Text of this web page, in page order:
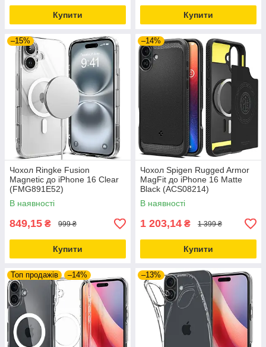
Купити Купити
–15%
Чохол Ringke Fusion
Magnetic до iPhone 16 Clear
(FMG891E52)
В наявності
849,15 ₴ 999 ₴
Купити
–14%
Чохол Spigen Rugged Armor
MagFit до iPhone 16 Matte
Black (ACS08214)
В наявності
1 203,14 ₴ 1 399 ₴
Купити
Топ продажів –14% –13%